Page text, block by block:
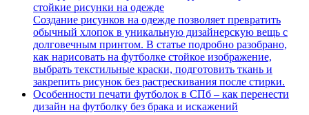
стойкие рисунки на одежде
Создание рисунков на одежде позволяет превратить
обычный хлопок в уникальную дизайнерскую вещь с
долговечным принтом. В статье подробно разобрано,
как нарисовать на футболке стойкое изображение,
выбрать текстильные краски, подготовить ткань и
закрепить рисунок без растрескивания после стирки.
Особенности печати футболок в СПб – как перенести
дизайн на футболку без брака и искажений